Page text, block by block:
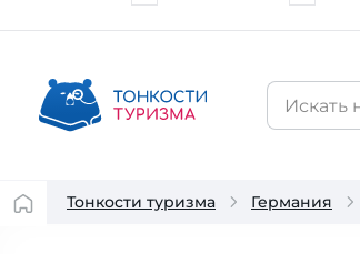
Тонкости туризма Германия